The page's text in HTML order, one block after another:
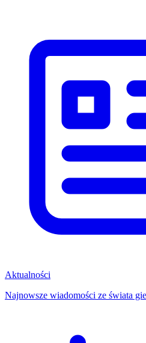
Aktualności
Najnowsze wiadomości ze świata